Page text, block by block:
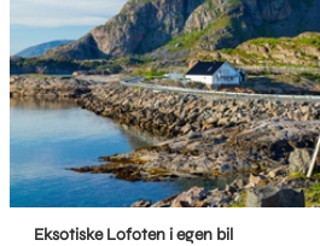
Eksotiske Lofoten i egen bil